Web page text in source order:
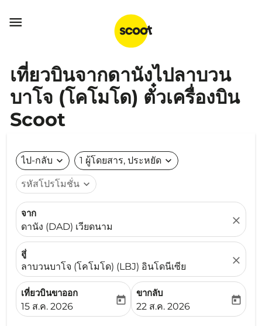

เที่ยวบินจากดานังไปลาบวน
บาโจ (โคโมโด) ตั๋วเครื่องบิน
Scoot
ไป-กลับ expand_more 1 ผู้โดยสาร, ประหยัด expand_more
รหัสโปรโมชั่น expand_more
จาก
ดานัง (DAD) เวียดนาม
close
สู่
ลาบวนบาโจ (โคโมโด) (LBJ) อินโดนีเซีย
close
เที่ยวบินขาออก
fc-booking-departure-date-aria-label
15 ส.ค. 2026
today
ขากลับ
fc-booking-return-date-
22 ส.ค. 2026
today